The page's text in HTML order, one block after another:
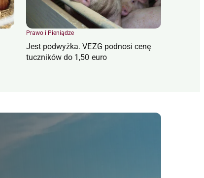
Prawo i Pieniądze
Jest podwyżka. VEZG podnosi cenę
tuczników do 1,50 euro